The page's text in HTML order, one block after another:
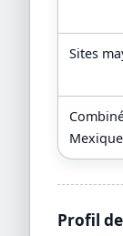
Sites
Profil